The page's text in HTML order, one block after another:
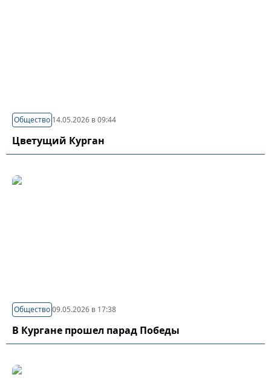
Общество 14.05.2026 в 09:44
Цветущий Курган
Общество09.05.2026 в 17:38
В Кургане прошел парад Победы